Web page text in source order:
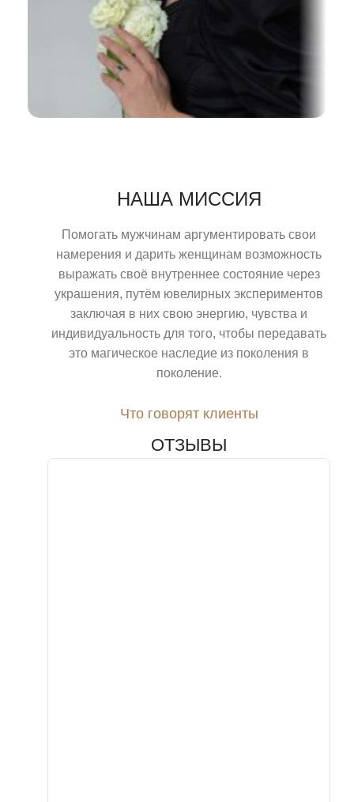
НАША МИССИЯ
Помогать мужчинам аргументировать свои
намерения и дарить женщинам возможность
выражать своё внутреннее состояние через
украшения, путём ювелирных экспериментов
заключая в них свою энергию, чувства и
индивидуальность для того, чтобы передавать
это магическое наследие из поколения в
поколение.
Что говорят клиенты
ОТЗЫВЫ